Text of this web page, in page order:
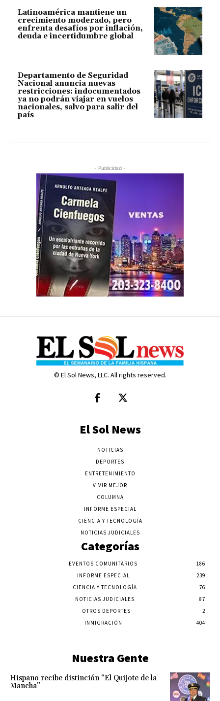
Latinoamérica mantiene un
crecimiento moderado, pero
enfrenta desafíos por inflación,
deuda e incertidumbre global
Departamento de Seguridad
Nacional anuncia nuevas
restricciones: indocumentados
ya no podrán viajar en vuelos
nacionales, salvo para salir del
país
- Publicidad -
© El Sol News, LLC. All rights reserved.
El Sol News
NOTICIAS
DEPORTES
ENTRETENIMIENTO
VIVIR MEJOR
COLUMNA
INFORME ESPECIAL
CIENCIA Y TECNOLOGÍA
NOTICIAS JUDICIALES
Categorías
EVENTOS COMUNITARIOS
186
INFORME ESPECIAL
239
CIENCIA Y TECNOLOGÍA
76
NOTICIAS JUDICIALES
87
OTROS DEPORTES
2
INMIGRACIÓN
404
Nuestra Gente
Hispano recibe distinción “El Quijote de la
Mancha”